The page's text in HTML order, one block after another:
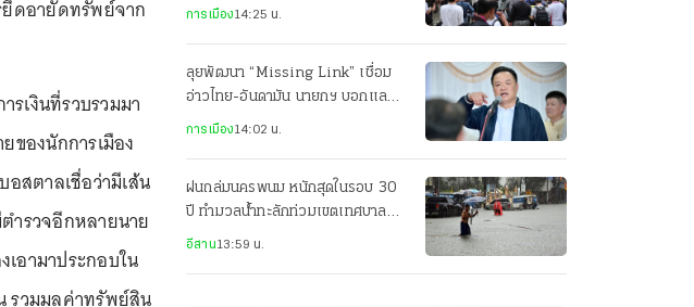
ยึดอายัดทรัพย์จาก
เงินที่รวบรวมมา
ของนักการเมือง
อสตาลเชื่อว่ามีเส้น
ำรวจอีกหลายนาย
อามาประกอบใน
รวมมูลค่าทรัพย์สิน
กลับอีก 2 ราย
การเมือง14:25 น.
ลุยพัฒนา “Missing Link” เชื่อม
อ่าวไทย-อันดามัน นายกฯ บอกแลนด์
บริดจ์ค่อยว่ากัน
การเมือง14:02 น.
ฝนถล่มนครพนม หนักสุดในรอบ 30
ปี ทำมวลน้ำทะลักท่วมเขตเทศบาล
เมือง ถนนหลายจุดจมบาดาล
อีสาน13:59 น.